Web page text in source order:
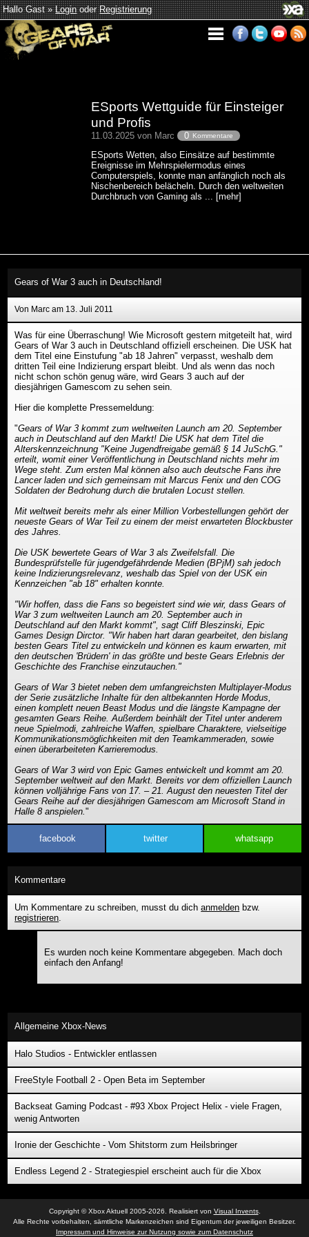
Hallo Gast »LoginoderRegistrierung
ESports Wettguide für Einsteiger
und Profis
11.03.2025 von Marc 0 Kommentare
ESports Wetten, also Einsätze auf bestimmte
Ereignisse im Mehrspielermodus eines
Computerspiels, konnte man anfänglich noch als
Nischenbereich belächeln. Durch den weltweiten
Durchbruch von Gaming als ... [mehr]
Gears of War 3 auch in Deutschland!
Von Marc am 13. Juli 2011
Was für eine Überraschung! Wie Microsoft gestern mitgeteilt hat, wird
Gears of War 3 auch in Deutschland offiziell erscheinen. Die USK hat
dem Titel eine Einstufung "ab 18 Jahren" verpasst, weshalb dem
dritten Teil eine Indizierung erspart bleibt. Und als wenn das noch
nicht schon schön genug wäre, wird Gears 3 auch auf der
diesjährigen Gamescom zu sehen sein.
Hier die komplette Pressemeldung:
"Gears of War 3 kommt zum weltweiten Launch am 20. September
auch in Deutschland auf den Markt! Die USK hat dem Titel die
Alterskennzeichnung "Keine Jugendfreigabe gemäß § 14 JuSchG."
erteilt, womit einer Veröffentlichung in Deutschland nichts mehr im
Wege steht. Zum ersten Mal können also auch deutsche Fans ihre
Lancer laden und sich gemeinsam mit Marcus Fenix und den COG
Soldaten der Bedrohung durch die brutalen Locust stellen.
Mit weltweit bereits mehr als einer Million Vorbestellungen gehört der
neueste Gears of War Teil zu einem der meist erwarteten Blockbuster
des Jahres.
Die USK bewertete Gears of War 3 als Zweifelsfall. Die
Bundesprüfstelle für jugendgefährdende Medien (BPjM) sah jedoch
keine Indizierungsrelevanz, weshalb das Spiel von der USK ein
Kennzeichen "ab 18" erhalten konnte.
"Wir hoffen, dass die Fans so begeistert sind wie wir, dass Gears of
War 3 zum weltweiten Launch am 20. September auch in
Deutschland auf den Markt kommt", sagt Cliff Bleszinski, Epic
Games Design Dirctor. "Wir haben hart daran gearbeitet, den bislang
besten Gears Titel zu entwickeln und können es kaum erwarten, mit
den deutschen 'Brüdern' in das größte und beste Gears Erlebnis der
Geschichte des Franchise einzutauchen."
Gears of War 3 bietet neben dem umfangreichsten Multiplayer-Modus
der Serie zusätzliche Inhalte für den altbekannten Horde Modus,
einen komplett neuen Beast Modus und die längste Kampagne der
gesamten Gears Reihe. Außerdem beinhält der Titel unter anderem
neue Spielmodi, zahlreiche Waffen, spielbare Charaktere, vielseitige
Kommunikationsmöglichkeiten mit den Teamkammeraden, sowie
einen überarbeiteten Karrieremodus.
Gears of War 3 wird von Epic Games entwickelt und kommt am 20.
September weltweit auf den Markt. Bereits vor dem offiziellen Launch
können volljährige Fans von 17. – 21. August den neuesten Titel der
Gears Reihe auf der diesjährigen Gamescom am Microsoft Stand in
Halle 8 anspielen."
facebook twitter whatsapp
Kommentare
Um Kommentare zu schreiben, musst du dichanmelden bzw.
registrieren.
Es wurden noch keine Kommentare abgegeben. Mach doch
einfach den Anfang!
Allgemeine Xbox-News
Halo Studios - Entwickler entlassen
FreeStyle Football 2 - Open Beta im September
Backseat Gaming Podcast - #93 Xbox Project Helix - viele Fragen,
wenig Antworten
Ironie der Geschichte - Vom Shitstorm zum Heilsbringer
Endless Legend 2 - Strategiespiel erscheint auch für die Xbox
Copyright © Xbox Aktuell 2005-2026. Realisiert von Visual Invents.
Alle Rechte vorbehalten, sämtliche Markenzeichen sind Eigentum der jeweiligen Besitzer.
Impressum und Hinweise zur Nutzung sowie zum Datenschutz